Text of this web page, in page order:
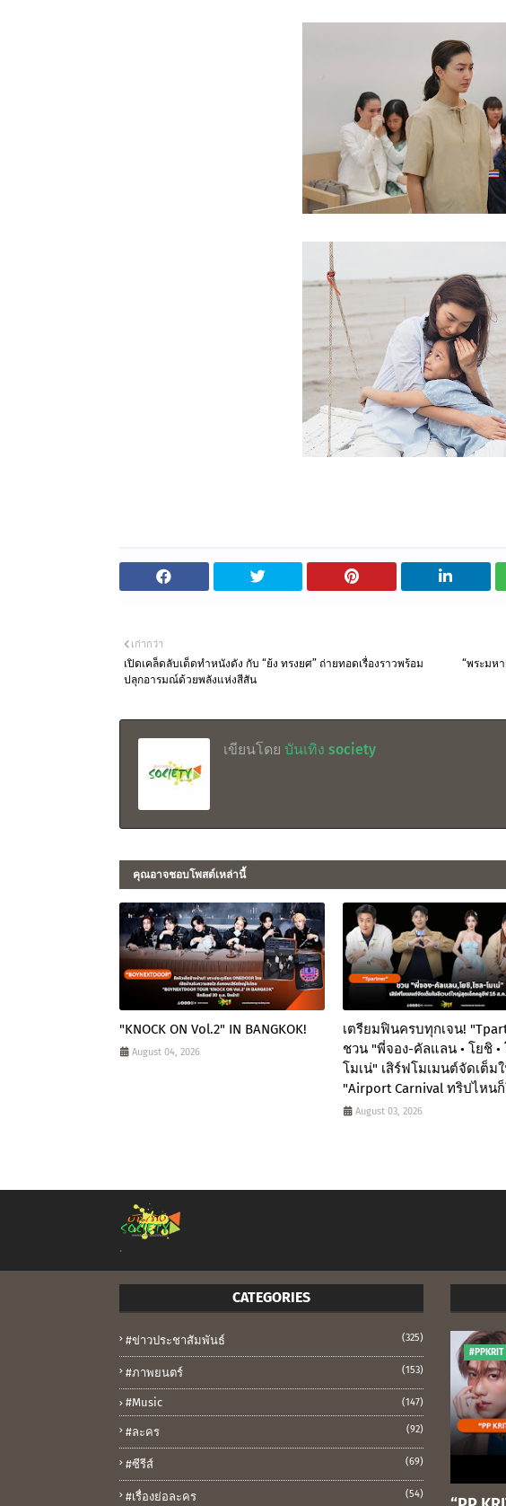
“พระมห
เก่ากว่า
เปิดเคล็ดลับเด็ดทำหนังดัง กับ “ย้ง ทรงยศ” ถ่ายทอดเรื่องราวพร้อม
ปลุกอารมณ์ด้วยพลังแห่งสีสัน
เขียนโดย บันเทิง society
คุณอาจชอบโพสต์เหล่านี้
"KNOCK ON Vol.2" IN BANGKOK!
August 04, 2026
เตรียมฟินครบทุกเจน!
ชวน "พี่จอง-คัลแลน • โยชิ •
โมเน่" เสิร์ฟโมเมนต์จัดเต็ม
"Airport Carnival ทริปไหน
August 03, 2026
.
CATEGORIES
#ข่าวประชาสัมพันธ์ (325)
#ภาพยนตร์ (153)
#music (147)
#ละคร (92)
#ซีรีส์ (69)
#เรื่องย่อละคร (54)
#PPKRIT